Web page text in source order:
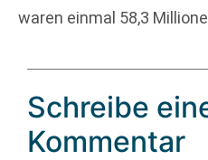
waren einmal 58,3
Schreibe
Kommentar